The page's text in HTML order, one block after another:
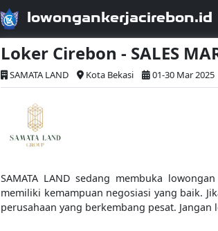
lowongankerjacirebon.id
Loker Cirebon - SALES
SAMATA LAND Kota Bekasi 01-30 Mar 2025
SAMATA LAND sedang membuka
memiliki kemampuan negosiasi yang baik.
perusahaan yang berkembang pesat. Jangan